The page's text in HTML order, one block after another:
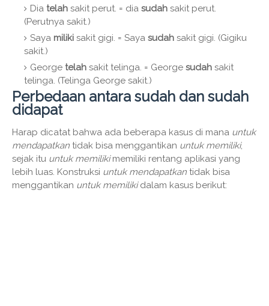
Dia telah sakit perut. = dia sudah sakit perut.
(Perutnya sakit.)
Saya miliki sakit gigi. = Saya sudah sakit gigi. (Gigiku
sakit.)
George telah sakit telinga. = George sudah sakit
telinga. (Telinga George sakit.)
Perbedaan antara sudah dan sudah
didapat
Harap dicatat bahwa ada beberapa kasus di mana untuk
mendapatkan tidak bisa menggantikan untuk memiliki,
sejak itu untuk memilikimemiliki rentang aplikasi yang
lebih luas. Konstruksi untuk mendapatkan tidak bisa
menggantikan untuk memilikidalam kasus berikut: